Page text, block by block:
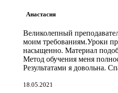
Анастасия
Великолепный
моим требованиям.Уроки
насыщенно. Материал
Метод обучения меня
Результатами я довольна.
18.05.2021